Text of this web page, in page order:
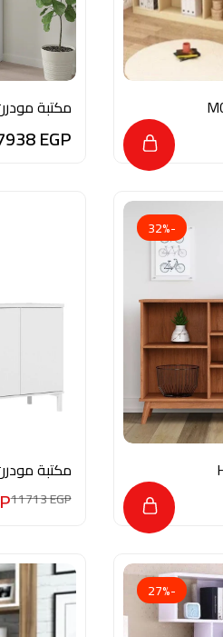
مكتبة مودرن HMZ0016
EGP
-32%
مكتبة مودرن HMZ0013
11713EGP
-27%